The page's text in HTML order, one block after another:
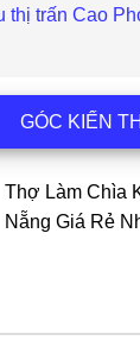
thị trấn Cao
GÓC KIẾN
Thợ Làm Chìa
Nẵng Giá Rẻ